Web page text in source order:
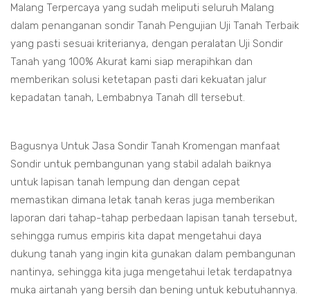
Malang Terpercaya yang sudah meliputi seluruh Malang
dalam penanganan sondir Tanah Pengujian Uji Tanah Terbaik
yang pasti sesuai kriterianya, dengan peralatan Uji Sondir
Tanah yang 100% Akurat kami siap merapihkan dan
memberikan solusi ketetapan pasti dari kekuatan jalur
kepadatan tanah, Lembabnya Tanah dll tersebut.
Bagusnya Untuk Jasa Sondir Tanah Kromengan manfaat
Sondir untuk pembangunan yang stabil adalah baiknya
untuk lapisan tanah lempung dan dengan cepat
memastikan dimana letak tanah keras juga memberikan
laporan dari tahap-tahap perbedaan lapisan tanah tersebut,
sehingga rumus empiris kita dapat mengetahui daya
dukung tanah yang ingin kita gunakan dalam pembangunan
nantinya, sehingga kita juga mengetahui letak terdapatnya
muka airtanah yang bersih dan bening untuk kebutuhannya.